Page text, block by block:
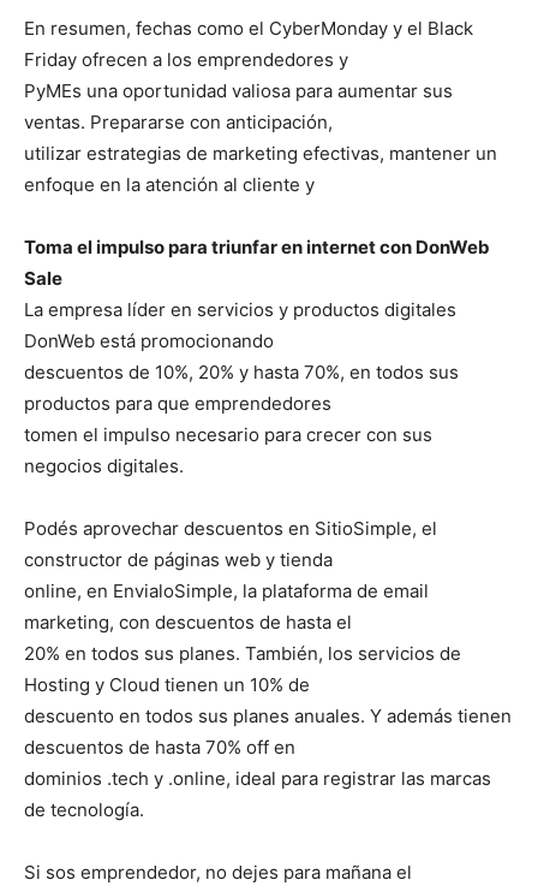
En resumen, fechas como el CyberMonday y el Black
Friday ofrecen a los emprendedores y
PyMEs una oportunidad valiosa para aumentar sus
ventas. Prepararse con anticipación,
utilizar estrategias de marketing efectivas, mantener un
enfoque en la atención al cliente y
Toma el impulso para triunfar en internet con DonWeb
Sale
La empresa líder en servicios y productos digitales
DonWeb está promocionando
descuentos de 10%, 20% y hasta 70%, en todos sus
productos para que emprendedores
tomen el impulso necesario para crecer con sus
negocios digitales.
Podés aprovechar descuentos en SitioSimple, el
constructor de páginas web y tienda
online, en EnvialoSimple, la plataforma de email
marketing, con descuentos de hasta el
20% en todos sus planes. También, los servicios de
Hosting y Cloud tienen un 10% de
descuento en todos sus planes anuales. Y además tienen
descuentos de hasta 70% off en
dominios .tech y .online, ideal para registrar las marcas
de tecnología.
Si sos emprendedor, no dejes para mañana el